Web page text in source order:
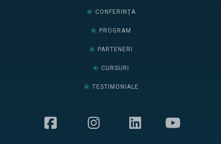
CONFERINȚA
PROGRAM
PARTENERI
CURSURI
TESTIMONIALE